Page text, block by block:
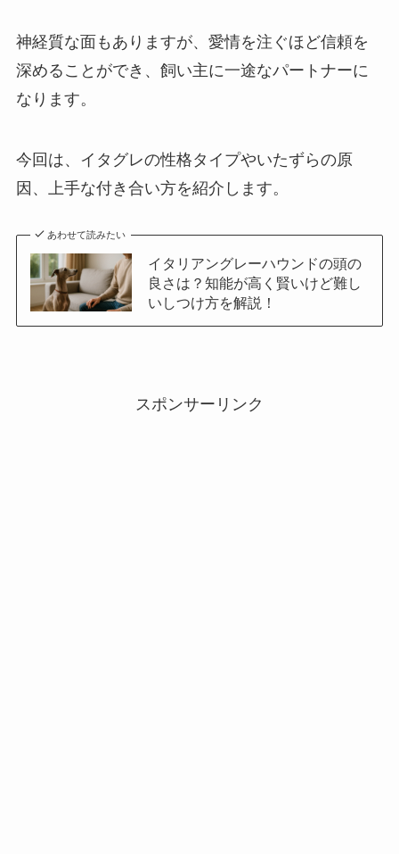
神経質な面もありますが、愛情を注ぐほど信頼を
深めることができ、飼い主に一途なパートナーに
なります。
今回は、イタグレの性格タイプやいたずらの原
因、上手な付き合い方を紹介します。
あわせて読みたい
イタリアングレーハウンドの頭の
良さは？知能が高く賢いけど難し
いしつけ方を解説！
スポンサーリンク